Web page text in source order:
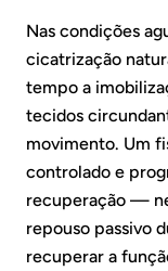
Nas condições
cicatrização
tempo a
tecidos
movimento. Um
controlado e
recuperação —
repouso passivo
recuperar a